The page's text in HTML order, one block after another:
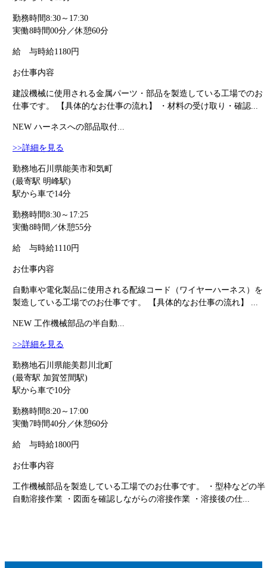
勤務時間8:30～17:30
実働8時間00分／休憩60分
給 与時給1180円
お仕事内容
建設機械に使用される金属パーツ・部品を製造している工場でのお
仕事です。 【具体的なお仕事の流れ】 ・材料の受け取り・確認...
NEWハーネスへの部品取付...
>>詳細を見る
勤務地石川県能美市和気町
(最寄駅 明峰駅)
駅から車で14分
勤務時間8:30～17:25
実働8時間／休憩55分
給 与時給1110円
お仕事内容
自動車や電化製品に使用される配線コード（ワイヤーハーネス）を
製造している工場でのお仕事です。 【具体的なお仕事の流れ】 ...
NEW工作機械部品の半自動...
>>詳細を見る
勤務地石川県能美郡川北町
(最寄駅 加賀笠間駅)
駅から車で10分
勤務時間8:20～17:00
実働7時間40分／休憩60分
給 与時給1800円
お仕事内容
工作機械部品を製造している工場でのお仕事です。 ・型枠などの半
自動溶接作業 ・図面を確認しながらの溶接作業 ・溶接後の仕...